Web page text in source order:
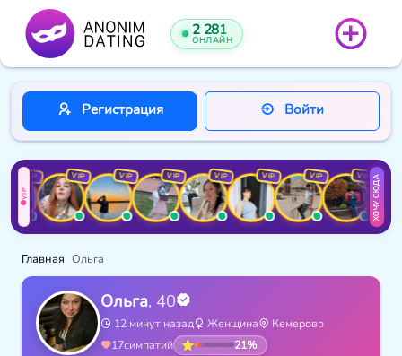
2 281
ОНЛАЙН
Регистрация Войти
VIP
VIP VIP VIP VIP VIP VIP VIP ХОЧУ СЮДА
Главная Ольга
Ольга, 40
12 минут назад Женщина
Кемерово
17симпатий 21%